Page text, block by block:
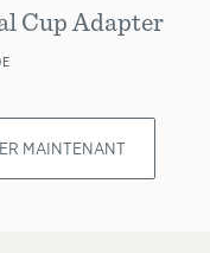
Cup Adapter
MAINTENANT